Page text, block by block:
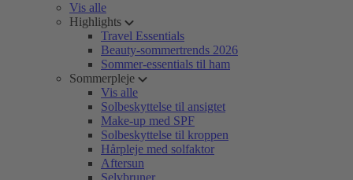
Vis alle
Highlights
Travel Essentials
Beauty-sommertrends 2026
Sommer-essentials til ham
Sommerpleje
Vis alle
Solbeskyttelse til ansigtet
Make-up med SPF
Solbeskyttelse til kroppen
Hårpleje med solfaktor
Aftersun
Selvbruner